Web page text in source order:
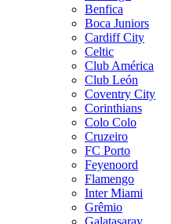
Benfica
Boca Juniors
Cardiff City
Celtic
Club América
Club León
Coventry City
Corinthians
Colo Colo
Cruzeiro
FC Porto
Feyenoord
Flamengo
Inter Miami
Grêmio
Galatasaray